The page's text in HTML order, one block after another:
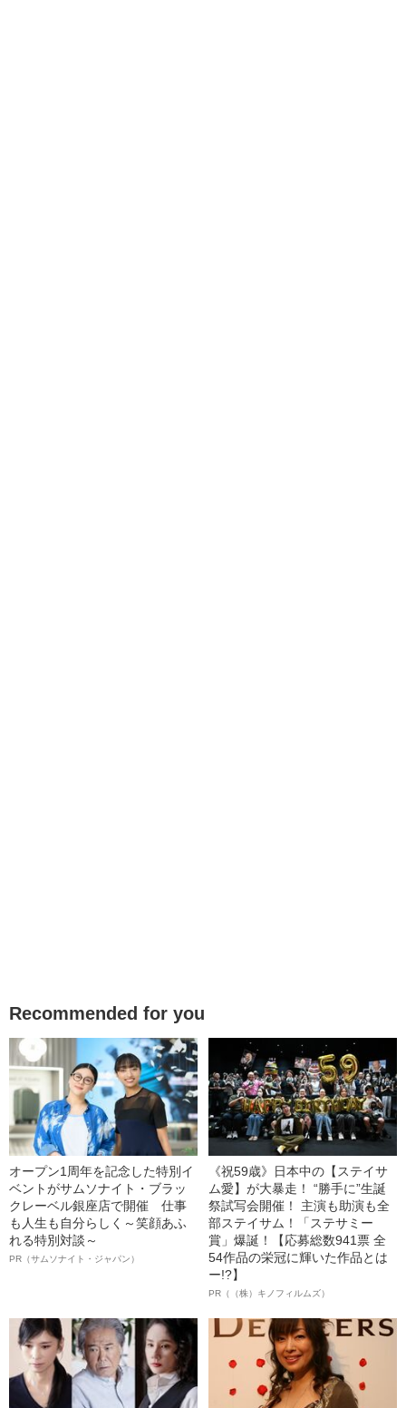
Recommended for you
オープン1周年を記念した特別イ
ベントがサムソナイト・ブラッ
クレーベル銀座店で開催 仕事
も人生も自分らしく～笑顔あふ
れる特別対談～
PR（サムソナイト・ジャパン）
《祝59歳》日本中の【ステイサ
ム愛】が大暴走！ “勝手に”生誕
祭試写会開催！ 主演も助演も全
部ステイサム！「ステサミー
賞」爆誕！【応募総数941票 全
54作品の栄冠に輝いた作品とは
ー!?】
PR（（株）キノフィルムズ）